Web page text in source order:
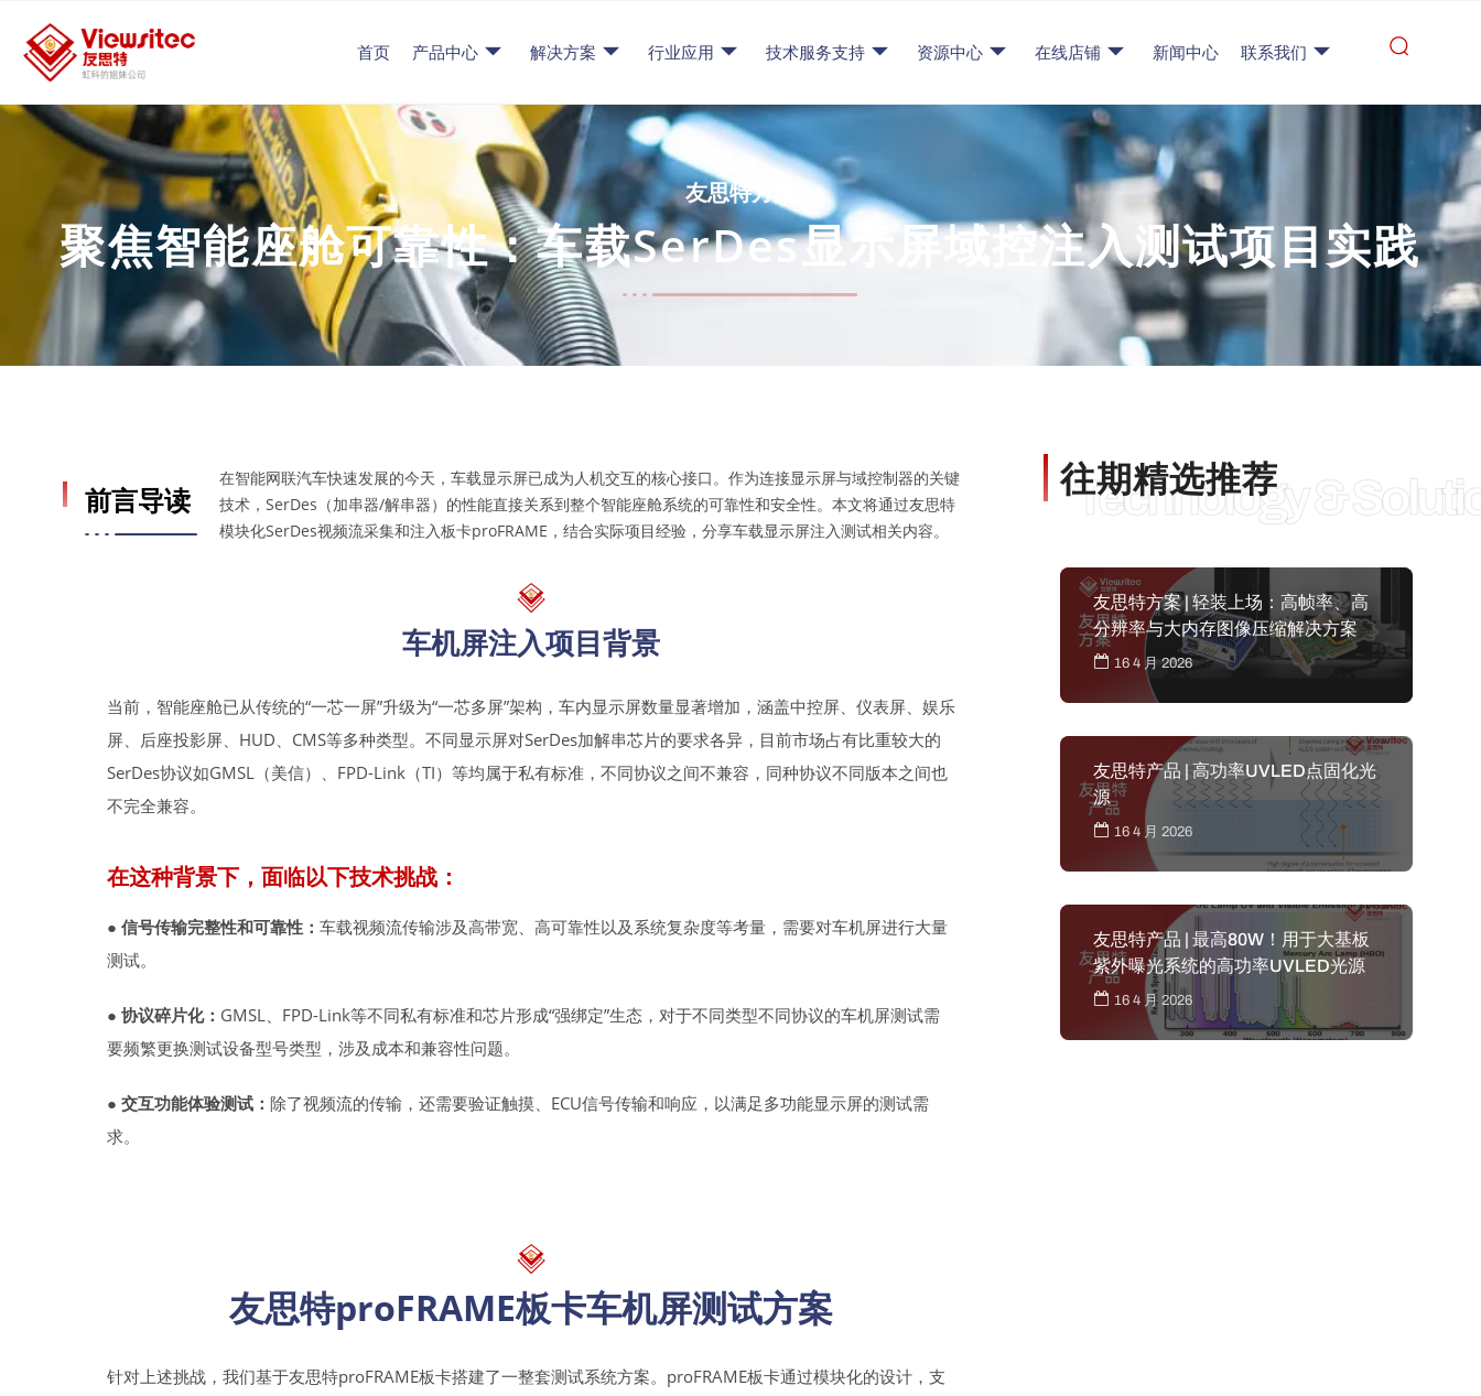
首页 产品中心 解决方案 行业应用 技术服务支持 资源中心 在线店铺 新闻中心 联系我们
友思特方案
聚焦智能座舱可靠性：车载SerDes显示屏域控注入测试项目实践
前言导读
在智能网联汽车快速发展的今天，车载显示屏已成为人机交互的核心接口。作为连接显示屏与域控制器的关键
技术，SerDes（加串器/解串器）的性能直接关系到整个智能座舱系统的可靠性和安全性。本文将通过友思特
模块化SerDes视频流采集和注入板卡proFRAME，结合实际项目经验，分享车载显示屏注入测试相关内容。
车机屏注入项目背景
当前，智能座舱已从传统的“一芯一屏”升级为“一芯多屏”架构，车内显示屏数量显著增加，涵盖中控屏、仪表屏、娱乐
屏、后座投影屏、HUD、CMS等多种类型。不同显示屏对SerDes加解串芯片的要求各异，目前市场占有比重较大的
SerDes协议如GMSL（美信）、FPD-Link（TI）等均属于私有标准，不同协议之间不兼容，同种协议不同版本之间也
不完全兼容。
在这种背景下，面临以下技术挑战：
● 信号传输完整性和可靠性： 车载视频流传输涉及高带宽、高可靠性以及系统复杂度等考量，需要对车机屏进行大量
测试。
● 协议碎片化： GMSL、FPD-Link等不同私有标准和芯片形成“强绑定”生态，对于不同类型不同协议的车机屏测试需
要频繁更换测试设备型号类型，涉及成本和兼容性问题。
● 交互功能体验测试： 除了视频流的传输，还需要验证触摸、ECU信号传输和响应，以满足多功能显示屏的测试需
求。
友思特proFRAME板卡车机屏测试方案
针对上述挑战，我们基于友思特proFRAME板卡搭建了一整套测试系统方案。proFRAME板卡通过模块化的设计，支
Technology &
往期精选推荐
友思特方案 | 轻装上场：高帧率、高
分辨率与大内存图像压缩解决方案
16 4 月 2026
友思特产品 | 高功率UVLED点固化光
源
16 4 月 2026
友思特产品 | 最高80W！用于大基板
紫外曝光系统的高功率UVLED光源
16 4 月 2026